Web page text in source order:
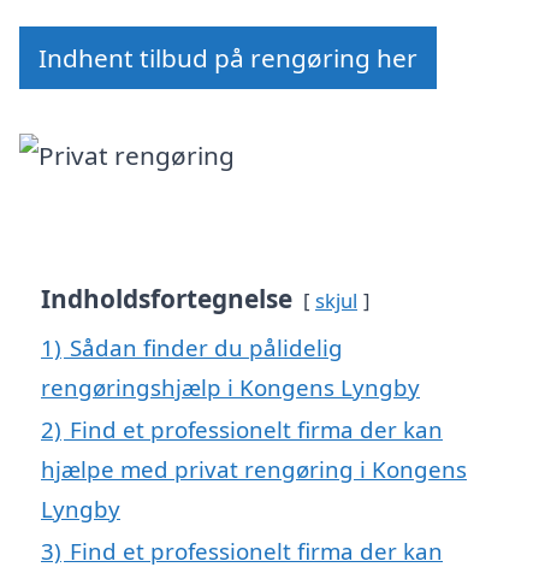
Indhent tilbud på rengøring her
Indholdsfortegnelse skjul
1) Sådan finder du pålidelig
rengøringshjælp i Kongens Lyngby
2) Find et professionelt firma der kan
hjælpe med privat rengøring i Kongens
Lyngby
3) Find et professionelt firma der kan